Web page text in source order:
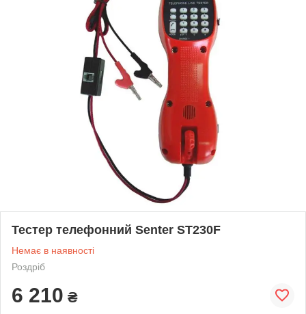
Тестер телефонний Senter ST230F
Немає в наявності
Роздріб
6 210 ₴